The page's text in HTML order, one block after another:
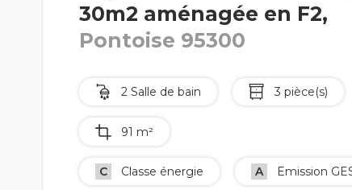
30m2 aménagée en F2,
Pontoise 95300
2 Salle de bain 3 pièce(s)
91 m²
C Classe énergie A Emission